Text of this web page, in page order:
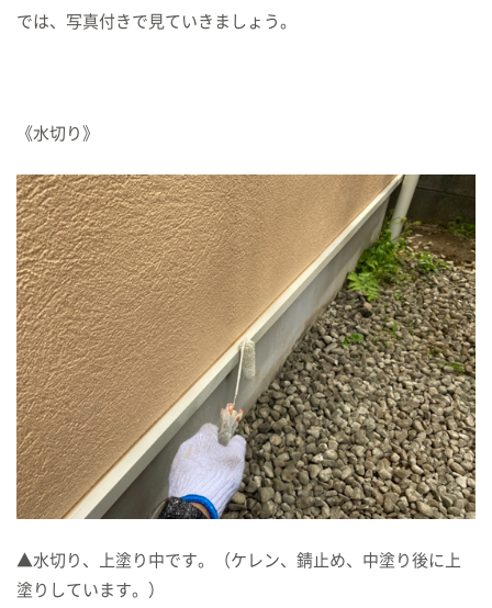
では、写真付きで見ていきましょう。
《水切り》
▲水切り、上塗り中です。（ケレン、錆止め、中塗り後に上
塗りしています。）